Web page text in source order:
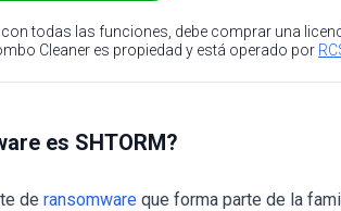
todas las funciones, debe comprar una
Cleaner es propiedad y está operado por
es SHTORM?
de ransomware que forma parte de la